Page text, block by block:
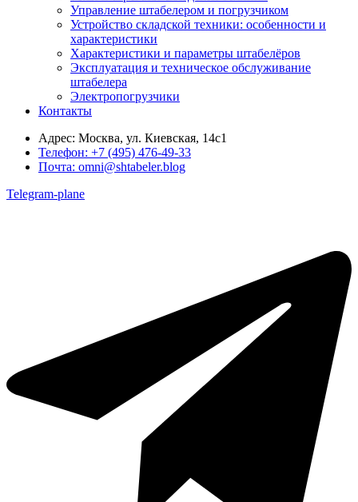
Управление штабелером и погрузчиком
Устройство складской техники: особенности и
характеристики
Характеристики и параметры штабелёров
Эксплуатация и техническое обслуживание
штабелера
Электропогрузчики
Контакты
Адрес: Москва, ул. Киевская, 14с1
Телефон: +7 (495) 476-49-33
Почта: omni@shtabeler.blog
Telegram-plane